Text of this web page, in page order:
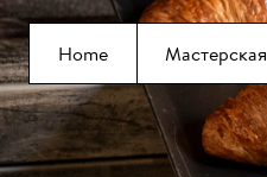
Home
Мастерская